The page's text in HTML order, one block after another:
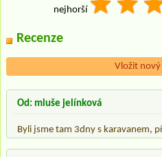
nejhorší
Recenze
Vložit nový
Od: miuše jelínková
Byli jsme tam 3dny s karavanem,